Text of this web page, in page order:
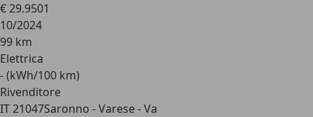
€ 29.9501
10/2024
99 km
Elettrica
- (kWh/100 km)
Rivenditore
IT 21047Saronno - Varese - Va